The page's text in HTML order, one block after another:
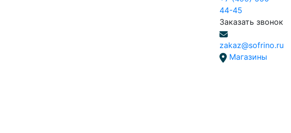
44-45
Заказать звонок
zakaz@sofrino.ru
Магазины